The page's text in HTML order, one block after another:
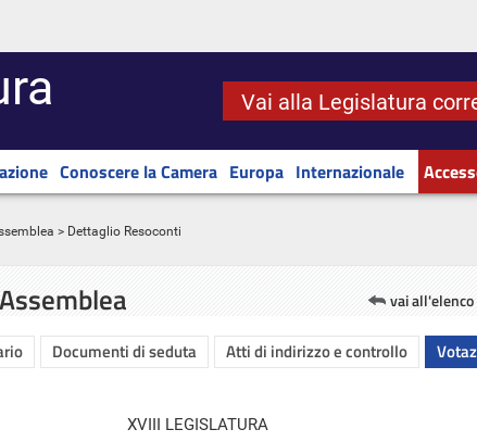
Vai alla Legislatura
Conoscere la Camera Europa Internazionale
> Dettaglio Resoconti
vai
Documenti di seduta Atti di indirizzo e controllo
XVIII LEGISLATURA